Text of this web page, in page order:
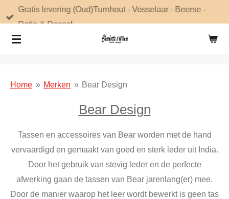
direct
naar
Gratis levering (Oud)Turnhout - Vosselaar - Beerse -
Retie & Dessel
Home » Merken » Bear Design
Bear Design
Tassen en accessoires van Bear worden met de hand
vervaardigd en gemaakt van goed en sterk leder uit India.
Door het gebruik van stevig leder en de perfecte
afwerking gaan de tassen van Bear jarenlang(er) mee.
Door de manier waarop het leer wordt bewerkt is geen tas